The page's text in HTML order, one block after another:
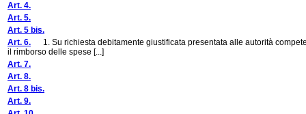
Art. 4.
Art. 5.
Art. 5 bis.
Art. 6. 1. Su richiesta debitamente giustificata presentata alle autorità
il rimborso delle spese [...]
Art. 7.
Art. 8.
Art. 8 bis.
Art. 9.